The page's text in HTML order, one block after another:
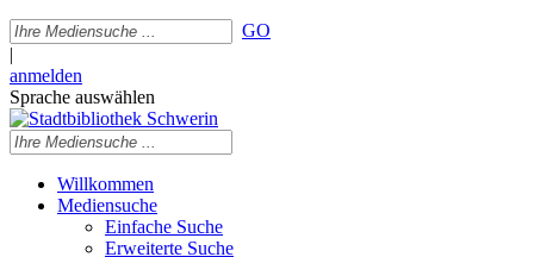
GO
|
anmelden
Sprache auswählen
Willkommen
Mediensuche
Einfache Suche
Erweiterte Suche